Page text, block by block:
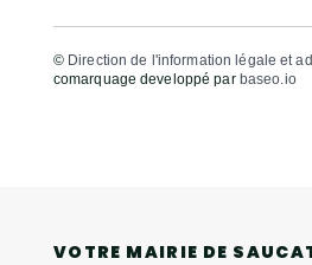
© Direction de l'information légale et
comarquage developpé par baseo.io
VOTRE MAIRIE DE